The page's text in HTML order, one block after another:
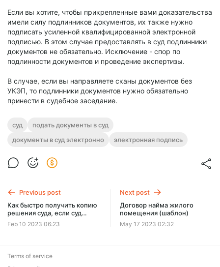
Если вы хотите, чтобы прикрепленные вами доказательства
имели силу подлинников документов, их также нужно
подписать усиленной квалифицированной электронной
подписью. В этом случае предоставлять в суд подлинники
документов не обязательно. Исключение - спор по
подлинности документов и проведение экспертизы.
В случае, если вы направляете сканы документов без
УКЭП, то подлинники документов нужно обязательно
принести в судебное заседание.
суд
подать документы в суд
документы в суд электронно
электронная подпись
Previous post
Как быстро получить копию
решения суда, если суд
затягивает выдачу? С
изменениями, вступившими
Feb 10 2023 06:23
Next post
Договор найма жилого
помещения (шаблон)
May 17 2023 02:32
Terms of service